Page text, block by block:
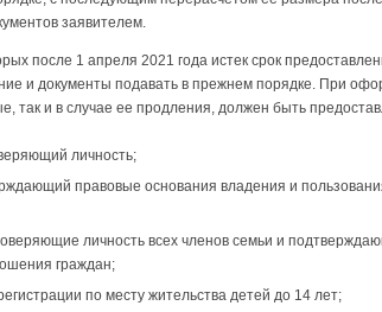
заявителем.
после 1 апреля 2021 года истек срок
и документы подавать в прежнем порядке. При
так и в случае ее продления, должен быть
личность;
правовые основания владения и
личность всех членов семьи и
граждан;
по месту жительства детей до 14 лет;